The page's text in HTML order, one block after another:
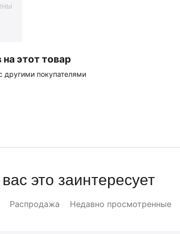
этот товар
другими покупателями
это заинтересует
Распродажа Недавно просмотренные